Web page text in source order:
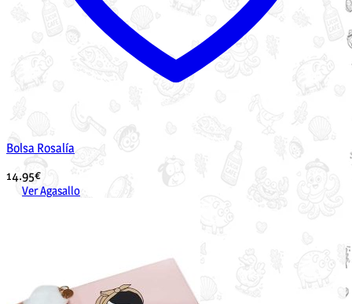
Bolsa Rosalía
14.95€
Ver Agasallo